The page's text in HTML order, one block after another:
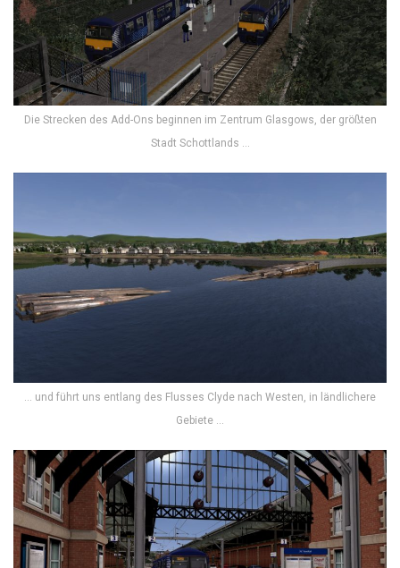
Die Strecken des Add-Ons beginnen im Zentrum Glasgows, der größten
Stadt Schottlands …
… und führt uns entlang des Flusses Clyde nach Westen, in ländlichere
Gebiete …